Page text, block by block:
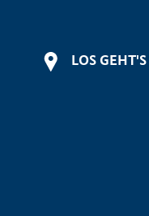
LOS GEHT'S